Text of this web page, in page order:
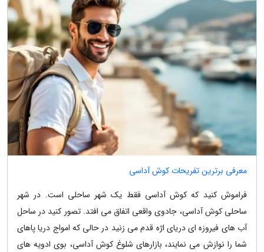
معرفی برترین تفریحات کوش آداسی
فراموش کنید که کوش آداسی فقط یک شهر ساحلی است. در شهر
ساحلی کوش آداسی، جادوی واقعی اتفاق می افتد. تصور کنید در ساحل
آب های فیروزه ای دریای اژه قدم می زنید در حالی که امواج دریا پاهای
شما را نوازش می نمایند، بازارهای شلوغ کوش آداسی، بوی ادویه های